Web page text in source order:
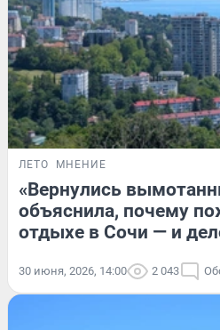
ЛЕТО МНЕНИЕ
«Вернулись
объяснила, почему
отдыхе в Сочи — и
30 июня, 2026, 14:00 2 043